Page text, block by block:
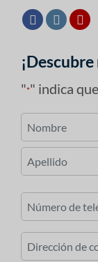
"*" indica
*
Primero
de
teléfono
electrónico